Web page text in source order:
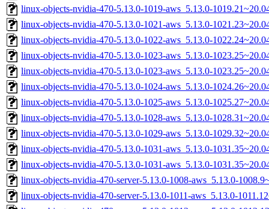
linux-objects-nvidia-470-5.13.0-1019-aws_5.13.0-
linux-objects-nvidia-470-5.13.0-1021-aws_5.13.0-
linux-objects-nvidia-470-5.13.0-1022-aws_5.13.0-
linux-objects-nvidia-470-5.13.0-1023-aws_5.13.0-
linux-objects-nvidia-470-5.13.0-1023-aws_5.13.0-
linux-objects-nvidia-470-5.13.0-1024-aws_5.13.0-
linux-objects-nvidia-470-5.13.0-1025-aws_5.13.0-
linux-objects-nvidia-470-5.13.0-1028-aws_5.13.0-
linux-objects-nvidia-470-5.13.0-1029-aws_5.13.0-
linux-objects-nvidia-470-5.13.0-1031-aws_5.13.0-
linux-objects-nvidia-470-5.13.0-1031-aws_5.13.0-
linux-objects-nvidia-470-server-5.13.0-1008-aws_5.13.0-
linux-objects-nvidia-470-server-5.13.0-1011-aws_5.13.0-